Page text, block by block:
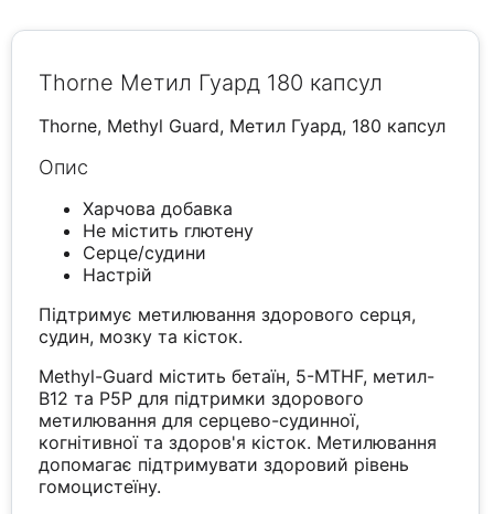
Thorne Метил Гуард 180 капсул
Thorne, Methyl Guard, Метил Гуард, 180 капсул
Опис
Харчова добавка
Не містить глютену
Серце/судини
Настрій
Підтримує метилювання здорового серця,
судин, мозку та кісток.
Methyl-Guard містить бетаїн, 5-MTHF, метил-
B12 та P5P для підтримки здорового
метилювання для серцево-судинної,
когнітивної та здоров'я кісток. Метилювання
допомагає підтримувати здоровий рівень
гомоцистеїну.